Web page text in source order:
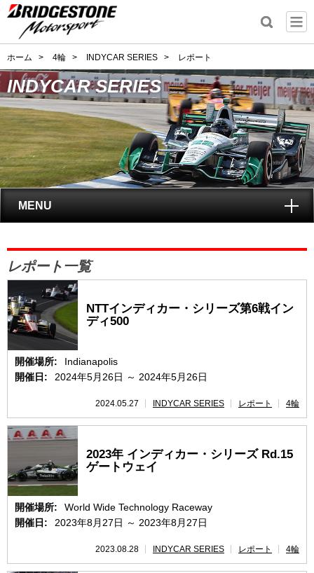
ホーム > 4輪 > INDYCAR SERIES > レポート
INDYCAR SERIES
MENU
INDYCAR SERIES
レポート
レース開催スケジュール
ポイントランキング
レポート一覧
NTTインディカー・シリーズ第6戦イン
ディ500
開催場所:
Indianapolis
開催日:
2024年5月26日 ～ 2024年5月26日
2024.05.27 INDYCAR SERIES レポート 4輪
2023年 インディカー・シリーズ Rd.15
ゲートウェイ
開催場所:
World Wide Technology Raceway
開催日:
2023年8月27日 ～ 2023年8月27日
2023.08.28 INDYCAR SERIES レポート 4輪